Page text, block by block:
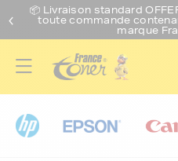
📦 Livraison standard O
toute commande
marque